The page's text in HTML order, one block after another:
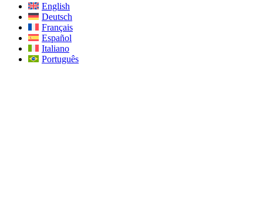
English
Deutsch
Français
Español
Italiano
Português